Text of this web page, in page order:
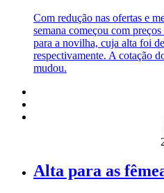
Com redução nas ofertas e
semana começou com
para a novilha, cuja alta foi
respectivamente. A cotação
mudou.
Alta para as